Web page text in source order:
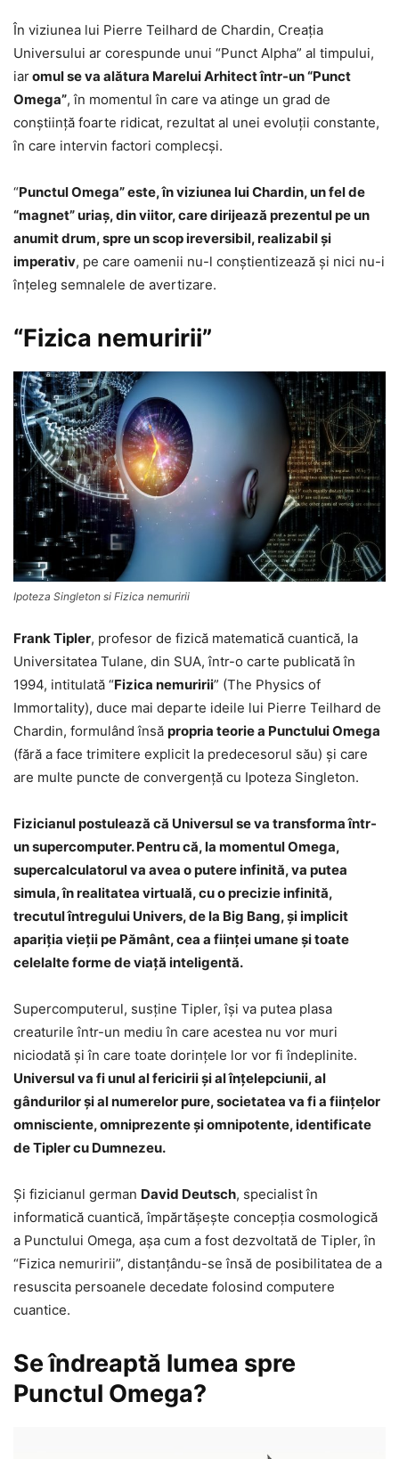
În viziunea lui Pierre Teilhard de Chardin, Creaţia
Universului ar corespunde unui “Punct Alpha” al timpului,
iaromul se va alătura Marelui Arhitect într-un “Punct
Omega”, în momentul în care va atinge un grad de
conştiinţă foarte ridicat, rezultat al unei evoluţii constante,
în care intervin factori complecşi.
“Punctul Omega” este, în viziunea lui Chardin, un fel de
“magnet” uriaş, din viitor, care dirijează prezentul pe un
anumit drum, spre un scop ireversibil, realizabil şi
imperativ, pe care oamenii nu-l conştientizează şi nici nu-i
înţeleg semnalele de avertizare.
“Fizica nemuririi”
Ipoteza Singleton si Fizica nemuririi
Frank Tipler, profesor de fizică matematică cuantică, la
Universitatea Tulane, din SUA, într-o carte publicată în
1994, intitulată “Fizica nemuririi” (The Physics of
Immortality), duce mai departe ideile lui Pierre Teilhard de
Chardin, formulând însă propria teorie a Punctului Omega
(fără a face trimitere explicit la predecesorul său) şi care
are multe puncte de convergenţă cu Ipoteza Singleton.
Fizicianul postulează că Universul se va transforma într-
un supercomputer. Pentru că, la momentul Omega,
supercalculatorul va avea o putere infinită, va putea
simula, în realitatea virtuală, cu o precizie infinită,
trecutul întregului Univers, de la Big Bang, și implicit
apariția vieții pe Pământ, cea a ființei umane și toate
celelalte forme de viață inteligentă.
Supercomputerul, susţine Tipler, își va putea plasa
creaturile într-un mediu în care acestea nu vor muri
niciodată și în care toate dorințele lor vor fi îndeplinite.
Universul va fi unul al fericirii și al înțelepciunii, al
gândurilor și al numerelor pure, societatea va fi a fiinţelor
omnisciente, omniprezente și omnipotente, identificate
de Tipler cu Dumnezeu.
Şi fizicianul german David Deutsch, specialist în
informatică cuantică, împărtășește concepția cosmologică
a Punctului Omega, așa cum a fost dezvoltată de Tipler, în
“Fizica nemuririi”, distanţându-se însă de posibilitatea de a
resuscita persoanele decedate folosind computere
cuantice.
Se îndreaptă lumea spre
Punctul Omega?